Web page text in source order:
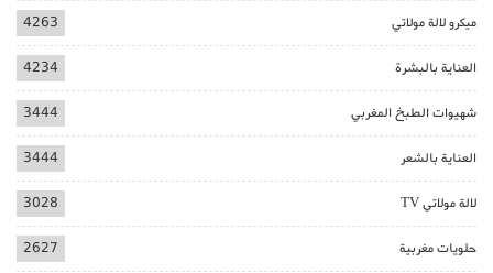
ميكرو لالة مولاتي 4263
العناية بالبشرة 4234
شهيوات الطبخ المغربي 3444
العناية بالشعر 3444
لالة مولاتي TV 3028
حلويات مغربية 2627